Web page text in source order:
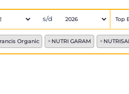
s/d
Organic × NUTRI GARAM ×